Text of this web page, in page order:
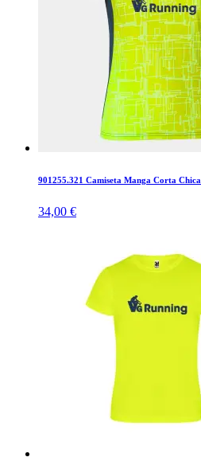
901255.321 Camiseta Manga Corta Chica
34,00 €